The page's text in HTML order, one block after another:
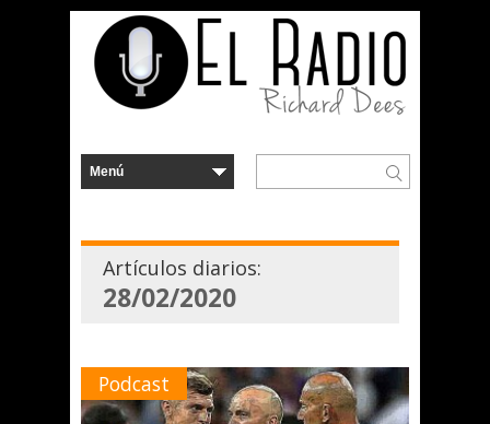
Artículos diarios:
28/02/2020
Podcast